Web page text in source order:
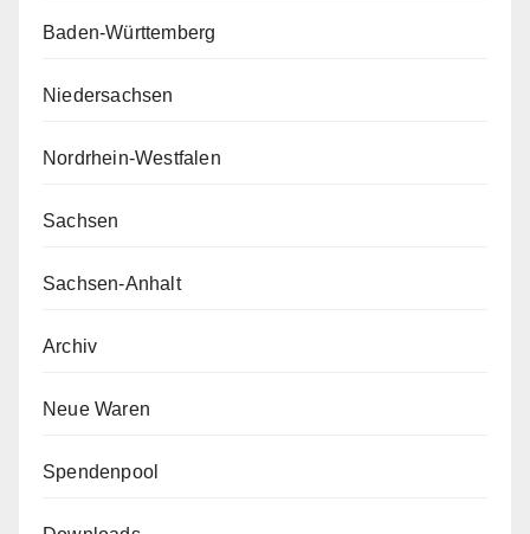
Baden-Württemberg
Niedersachsen
Nordrhein-Westfalen
Sachsen
Sachsen-Anhalt
Archiv
Neue Waren
Spendenpool